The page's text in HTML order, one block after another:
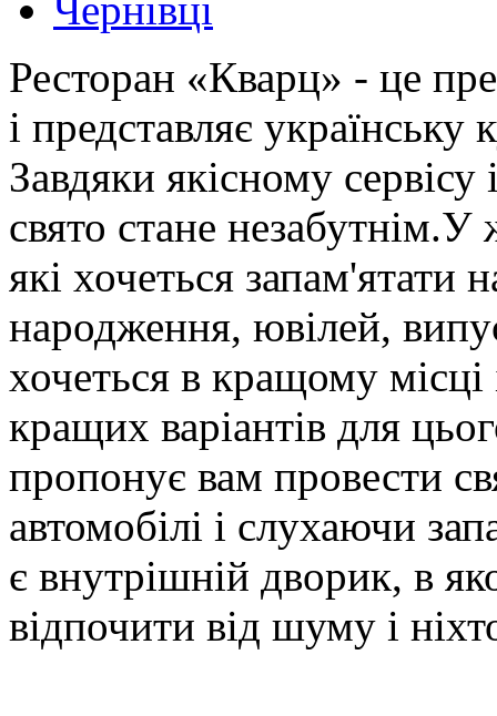
Ресторан «Кварц» - це
і представляє
Завдяки якісному
свято стане
які хочеться запам'ятати
народження, ювілей,
хочеться в кращому
кращих варіантів для
пропонує вам провести
автомобілі і слухаючи
є внутрішній дворик, в
відпочити від шуму і